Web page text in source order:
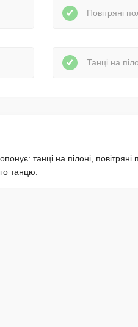
Повітряні
Танці на
танці на пілоні, повітряні
танцю.